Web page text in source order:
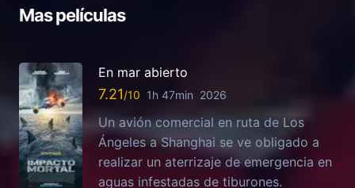
Mas películas
En mar abierto
7.21 1h 47min 2026
Un avión comercial en ruta de Los
Ángeles a Shanghai se ve obligado a
realizar un aterrizaje de emergencia en
aguas infestadas de tiburones.